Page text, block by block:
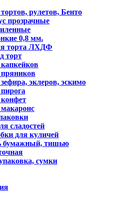
рулетов, Бенто
прозрачные
0,8 мм.
торта ЛХДФ
торт
эклеров, эскимо
сладостей
для куличей
бумажный, тишью
сумки